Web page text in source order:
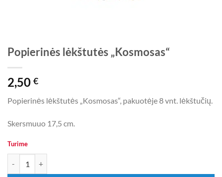
Popierinės lėkštutės „Kosmosas“
2,50 €
Popierinės lėkštutės „Kosmosas“, pakuotėje 8 vnt. lėkštučių.
Skersmuuo 17,5 cm.
Turime